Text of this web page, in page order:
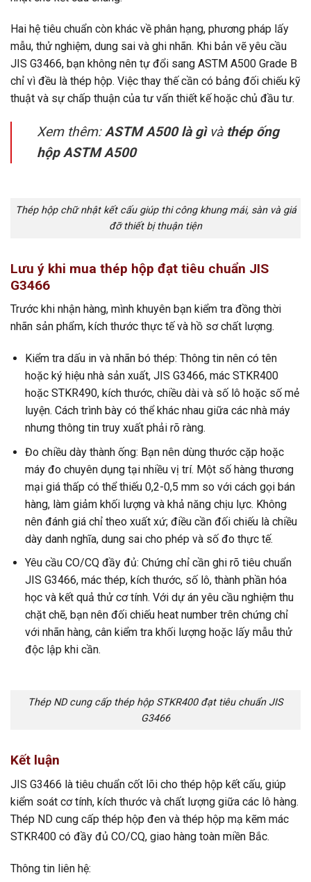
Hai hệ tiêu chuẩn còn khác về phân hạng, phương pháp lấy
mẫu, thử nghiệm, dung sai và ghi nhãn. Khi bản vẽ yêu cầu
JIS G3466, bạn không nên tự đổi sang ASTM A500 Grade B
chỉ vì đều là thép hộp. Việc thay thế cần có bảng đối chiếu kỹ
thuật và sự chấp thuận của tư vấn thiết kế hoặc chủ đầu tư.
Xem thêm:ASTM A500 là gìvà thép ống
hộp ASTM A500
Thép hộp chữ nhật kết cấu giúp thi công khung mái, sàn và giá
đỡ thiết bị thuận tiện
Lưu ý khi mua thép hộp đạt tiêu chuẩn JIS
G3466
Trước khi nhận hàng, mình khuyên bạn kiểm tra đồng thời
nhãn sản phẩm, kích thước thực tế và hồ sơ chất lượng.
Kiểm tra dấu in và nhãn bó thép: Thông tin nên có tên
hoặc ký hiệu nhà sản xuất, JIS G3466, mác STKR400
hoặc STKR490, kích thước, chiều dài và số lô hoặc số mẻ
luyện. Cách trình bày có thể khác nhau giữa các nhà máy
nhưng thông tin truy xuất phải rõ ràng.
Đo chiều dày thành ống: Bạn nên dùng thước cặp hoặc
máy đo chuyên dụng tại nhiều vị trí. Một số hàng thương
mại giá thấp có thể thiếu 0,2-0,5 mm so với cách gọi bán
hàng, làm giảm khối lượng và khả năng chịu lực. Không
nên đánh giá chỉ theo xuất xứ; điều cần đối chiếu là chiều
dày danh nghĩa, dung sai cho phép và số đo thực tế.
Yêu cầu CO/CQ đầy đủ: Chứng chỉ cần ghi rõ tiêu chuẩn
JIS G3466, mác thép, kích thước, số lô, thành phần hóa
học và kết quả thử cơ tính. Với dự án yêu cầu nghiệm thu
chặt chẽ, bạn nên đối chiếu heat number trên chứng chỉ
với nhãn hàng, cân kiểm tra khối lượng hoặc lấy mẫu thử
độc lập khi cần.
Thép ND cung cấp thép hộp STKR400 đạt tiêu chuẩn JIS
G3466
Kết luận
JIS G3466 là tiêu chuẩn cốt lõi cho thép hộp kết cấu, giúp
kiểm soát cơ tính, kích thước và chất lượng giữa các lô hàng.
Thép ND cung cấp thép hộp đen và thép hộp mạ kẽm mác
STKR400 có đầy đủ CO/CQ, giao hàng toàn miền Bắc.
Thông tin liên hệ: